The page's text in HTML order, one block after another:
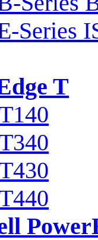
Series
T